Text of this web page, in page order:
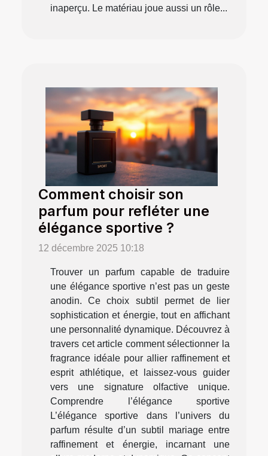
inaperçu. Le matériau joue aussi un rôle...
Comment choisir son
parfum pour refléter une
élégance sportive ?
12 décembre 2025 10:18
Trouver un parfum capable de traduire
une élégance sportive n’est pas un geste
anodin. Ce choix subtil permet de lier
sophistication et énergie, tout en affichant
une personnalité dynamique. Découvrez à
travers cet article comment sélectionner la
fragrance idéale pour allier raffinement et
esprit athlétique, et laissez-vous guider
vers une signature olfactive unique.
Comprendre l’élégance sportive
L’élégance sportive dans l’univers du
parfum résulte d’un subtil mariage entre
raffinement et énergie, incarnant une